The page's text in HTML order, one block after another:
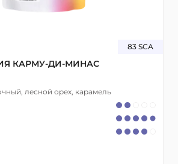
83 SCA
КАРМУ-ДИ-МИНАС
лесной орех, карамель